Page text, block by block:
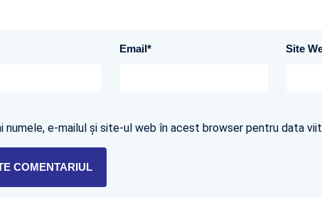
Email* Site
numele, e-mailul și site-ul web în acest browser pentru data